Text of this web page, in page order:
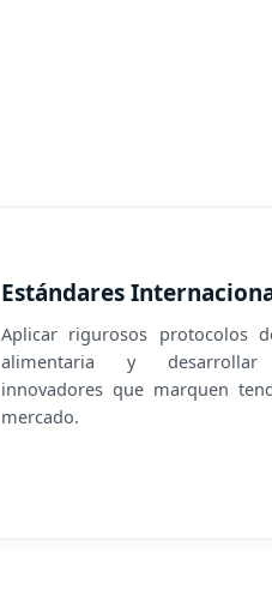
Estándares
Aplicar rigurosos protocolos
alimentaria y desarrollar
innovadores que marquen
mercado.